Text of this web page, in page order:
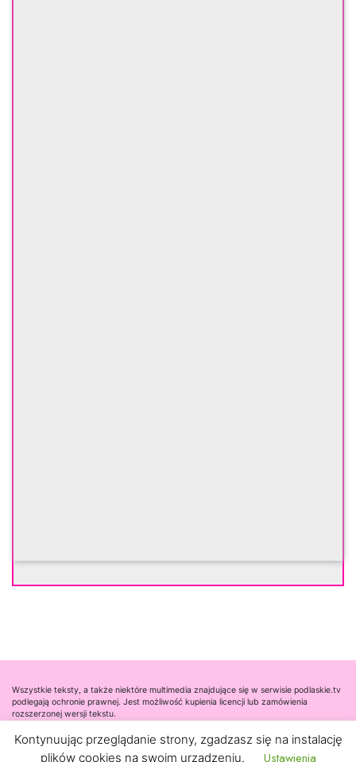
Wszystkie teksty, a także niektóre multimedia znajdujące się w serwisie podlaskie.tv
podlegają ochronie prawnej. Jest możliwość kupienia licencji lub zamówienia
rozszerzonej wersji tekstu.
Współpraca
Kontynuując przeglądanie strony, zgadzasz się na instalację
plików cookies na swoim urządzeniu.
Ustawienia